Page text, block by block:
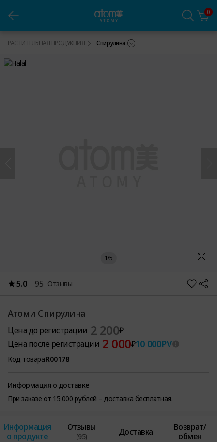
0
РАСТИТЕЛЬНАЯ ПРОДУКЦИЯ Спирулина
1/5
5.0 95 Отзывы
Атоми Спирулина
Цена до регистрации 2 200₽
Цена после регистрации 2 000₽10 000PV
Код товараR00178
Информация о доставке
При заказе от 15 000 рублей – доставка бесплатная.
Информация
о продукте
Отзывы
(95) Доставка
Возврат/
обмен